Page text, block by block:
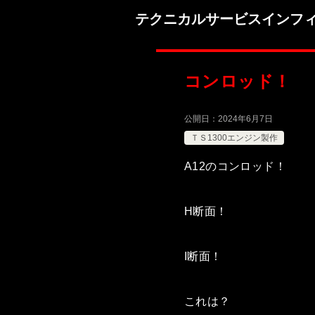
テクニカルサービスインフ
コンロッド！
公開日： 2024年6月7日
ＴＳ1300エンジン製作
A12のコンロッド！
H断面！
I断面！
これは？